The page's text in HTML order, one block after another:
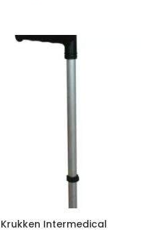
Krukken Intermedical